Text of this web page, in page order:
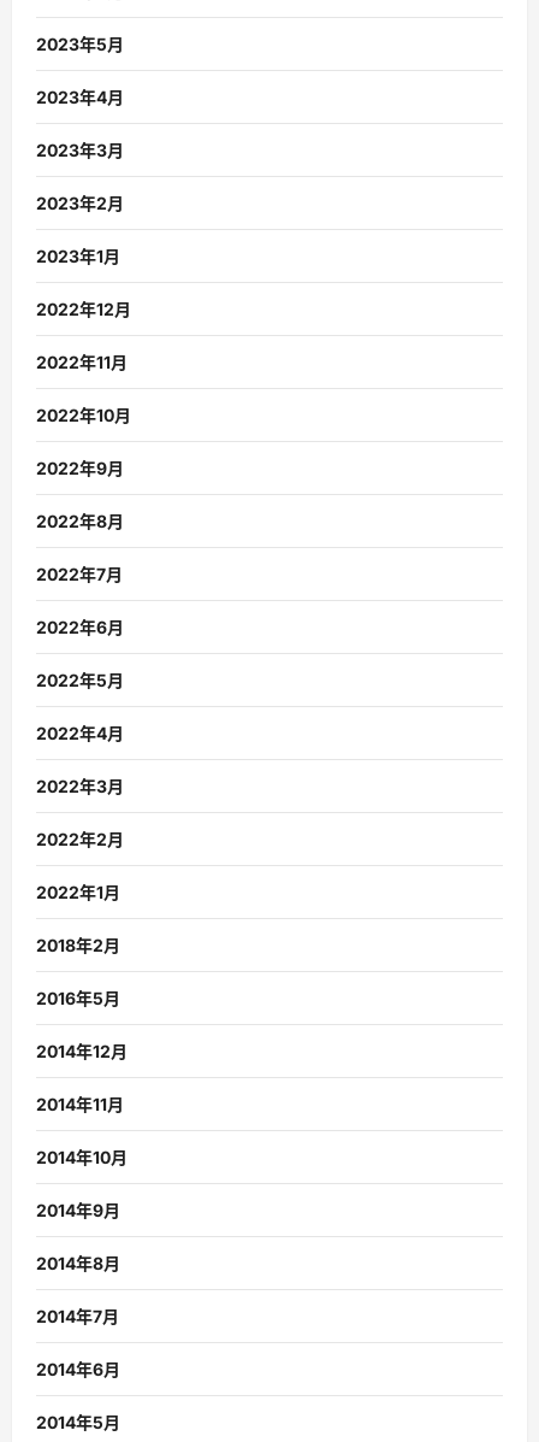
2023年5月
2023年4月
2023年3月
2023年2月
2023年1月
2022年12月
2022年11月
2022年10月
2022年9月
2022年8月
2022年7月
2022年6月
2022年5月
2022年4月
2022年3月
2022年2月
2022年1月
2018年2月
2016年5月
2014年12月
2014年11月
2014年10月
2014年9月
2014年8月
2014年7月
2014年6月
2014年5月